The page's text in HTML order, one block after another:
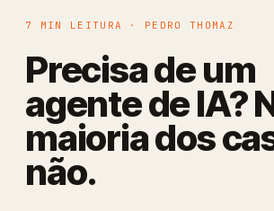
7 MIN LEITURA · PEDRO THOMAZ
Precisa de um
agente de IA?
maioria dos
não.